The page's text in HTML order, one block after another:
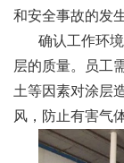
和安全事故的发生
确认工作环
层的质量。员工
土等因素对涂层
风，防止有害气